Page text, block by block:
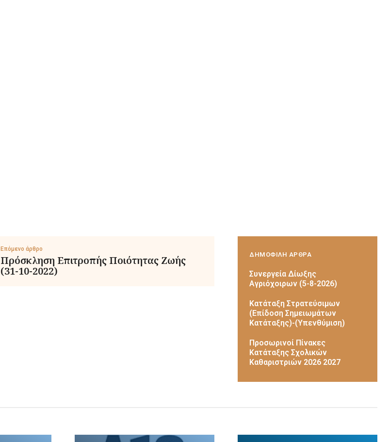
Επόμενο άρθρο
Πρόσκληση Επιτροπής Ποιότητας Ζωής
(31-10-2022)
ΔΗΜΟΦΙΛΗ ΑΡΘΡΑ
Συνεργεία Δίωξης
Αγριόχοιρων (5-8-2026)
Κατάταξη Στρατεύσιμων
(Επίδοση Σημειωμάτων
Κατάταξης)-(Υπενθύμιση)
Προσωρινοί Πίνακες
Κατάταξης Σχολικών
Καθαριστριών 2026 2027